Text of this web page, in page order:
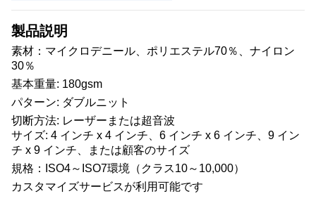
製品説明
素材：マイクロデニール、ポリエステル70％、ナイロン
30％
基本重量: 180gsm
パターン: ダブルニット
切断方法: レーザーまたは超音波
サイズ: 4 インチ x 4 インチ、6 インチ x 6 インチ、9 イン
チ x 9 インチ、または顧客のサイズ
規格：ISO4～ISO7環境（クラス10～10,000）
カスタマイズサービスが利用可能です